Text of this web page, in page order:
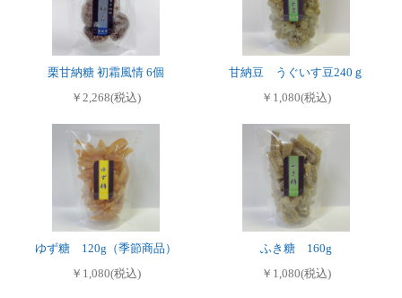
栗甘納糖 初霜風情 6個
￥2,268(税込)
甘納豆 うぐいす豆240ｇ
￥1,080(税込)
ゆず糖 120g（季節商品）
￥1,080(税込)
ふき糖 160g
￥1,080(税込)